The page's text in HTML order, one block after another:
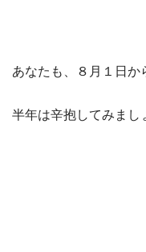
あなたも、８月１日
半年は辛抱してみまし